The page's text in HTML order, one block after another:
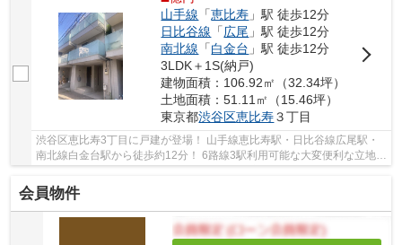
山手線 「恵比寿 」駅 徒歩12分
日比谷線 「広尾 」駅 徒歩12分
南北線 「白金台 」駅 徒歩12分
3LDK＋1S(納戸)
建物面積：106.92㎡（32.34坪）
土地面積：51.11㎡（15.46坪）
東京都渋谷区恵比寿３丁目
渋谷区恵比寿3丁目に戸建が登場！ 山手線恵比寿駅・日比谷線広尾駅・
南北線白金台駅から徒歩約12分！ 6路線3駅利用可能な大変便利な立地に
位置した物件です。 駅徒歩約9分の閑静な住宅...
会員物件